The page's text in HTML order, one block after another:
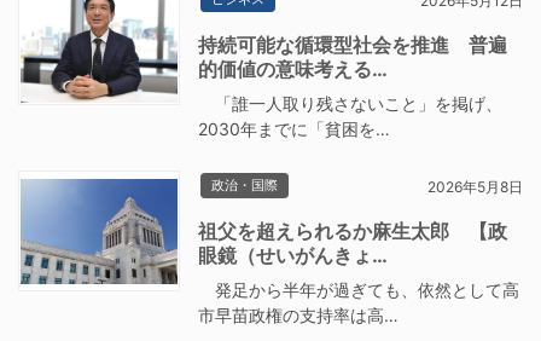
持続可能な循環型社会を推進 普遍
的価値の意味考える…
「誰一人取り残さないこと」を掲げ、
2030年までに「貧困を…
政治・国際 2026年5月8日
祖父を超えられるか麻生太郎 【政
眼鏡（せいがんきょ…
発足から半年が過ぎても、依然として高
市早苗政権の支持率は高…